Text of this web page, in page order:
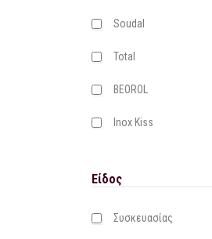
Soudal
Total
BEOROL
Inox Kiss
Είδος
Συσκευασίας